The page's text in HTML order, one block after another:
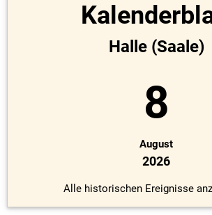
Halle (Saale)
8
August
2026
Alle historischen Ereignisse